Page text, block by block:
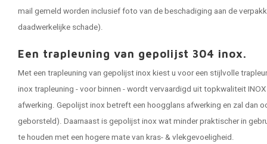
mail gemeld worden inclusief foto van de beschadiging aan de
daadwerkelijke schade).
Een trapleuning van gepolijst 304 inox.
Met een trapleuning van gepolijst inox kiest u voor een stijlvolle
inox trapleuning - voor binnen - wordt vervaardigd uit topkwaliteit
afwerking. Gepolijst inox betreft een hoogglans afwerking en zal dan
geborsteld). Daarnaast is gepolijst inox wat minder praktischer in
te houden met een hogere mate van kras- & vlekgevoeligheid.